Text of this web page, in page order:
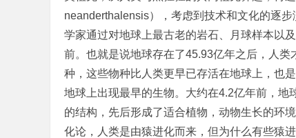
neanderthalensis），考虑到技术和文化的逐
学家通过对地球上最古老的岩石、月球样本以
前。也就是说地球存在了45.93亿年之后，人
种，这些物种比人类更早已存活在地球上，
地球上出现最早的生物。大约在4.2亿年前，
的结构，先后形成了适合植物，动物生长的
化论，人类是由猿进化而来，但为什么有些猿